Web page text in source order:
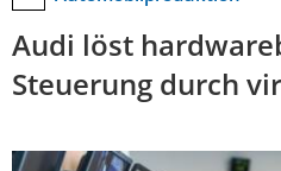
Audi löst
Steuerung durch